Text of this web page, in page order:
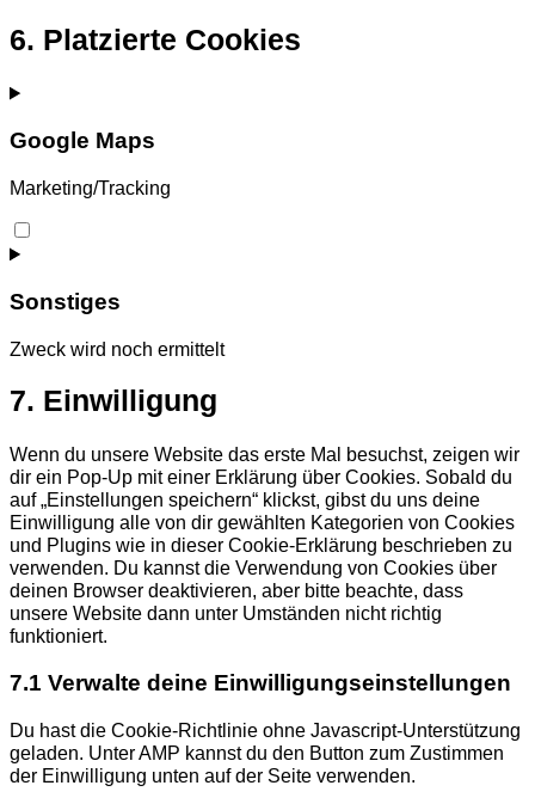
6. Platzierte Cookies
Google Maps
Marketing/Tracking
Consent
to
google-
Sonstiges
Zweck wird noch ermittelt
Consent
to
sonstiges
7. Einwilligung
Wenn du unsere Website das erste Mal besuchst, zeigen wir
dir ein Pop-Up mit einer Erklärung über Cookies. Sobald du
auf „Einstellungen speichern“ klickst, gibst du uns deine
Einwilligung alle von dir gewählten Kategorien von Cookies
und Plugins wie in dieser Cookie-Erklärung beschrieben zu
verwenden. Du kannst die Verwendung von Cookies über
deinen Browser deaktivieren, aber bitte beachte, dass
unsere Website dann unter Umständen nicht richtig
funktioniert.
7.1 Verwalte deine Einwilligungseinstellungen
Du hast die Cookie-Richtlinie ohne Javascript-Unterstützung
geladen. Unter AMP kannst du den Button zum Zustimmen
der Einwilligung unten auf der Seite verwenden.